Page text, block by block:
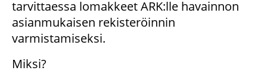
tarvittaessa lomakkeet ARK:lle havainnon
asianmukaisen rekisteröinnin
varmistamiseksi.
Miksi?